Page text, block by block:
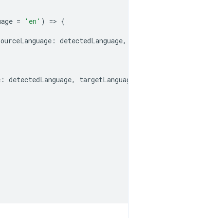
= 'en' ) => {
: detectedLanguage,
: detectedLanguage, targetLanguage